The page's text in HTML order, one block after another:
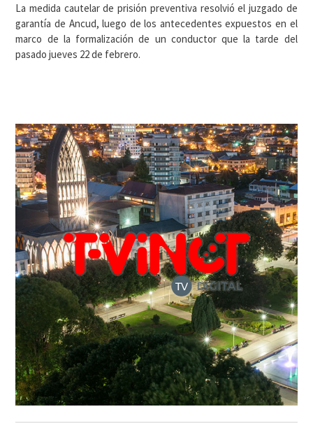
La medida cautelar de prisión preventiva resolvió el juzgado de
garantía de Ancud, luego de los antecedentes expuestos en el
marco de la formalización de un conductor que la tarde del
pasado jueves 22 de febrero.